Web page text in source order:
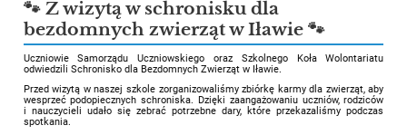
🐾 Z wizytą w schronisku dla
bezdomnych zwierząt w Iławie 🐾
Uczniowie Samorządu Uczniowskiego oraz Szkolnego Koła Wolontariatu
odwiedzili Schronisko dla Bezdomnych Zwierząt w Iławie.
Przed wizytą w naszej szkole zorganizowaliśmy zbiórkę karmy dla zwierząt, aby
wesprzeć podopiecznych schroniska. Dzięki zaangażowaniu uczniów, rodziców
i nauczycieli udało się zebrać potrzebne dary, które przekazaliśmy podczas
spotkania.